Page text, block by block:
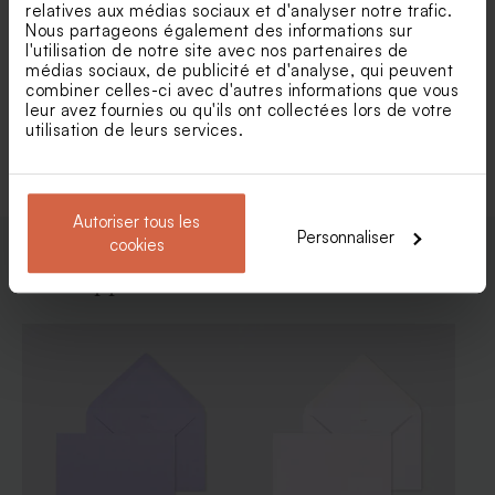
relatives aux médias sociaux et d'analyser notre trafic.
Nous partageons également des informations sur
l'utilisation de notre site avec nos partenaires de
médias sociaux, de publicité et d'analyse, qui peuvent
combiner celles-ci avec d'autres informations que vous
leur avez fournies ou qu'ils ont collectées lors de votre
utilisation de leurs services.
Autoriser tous les
cookies
Personnaliser
Save the date minimaliste et
dorure
Save the date mariage
pampa
Voir toute la collection Save the date
mariage